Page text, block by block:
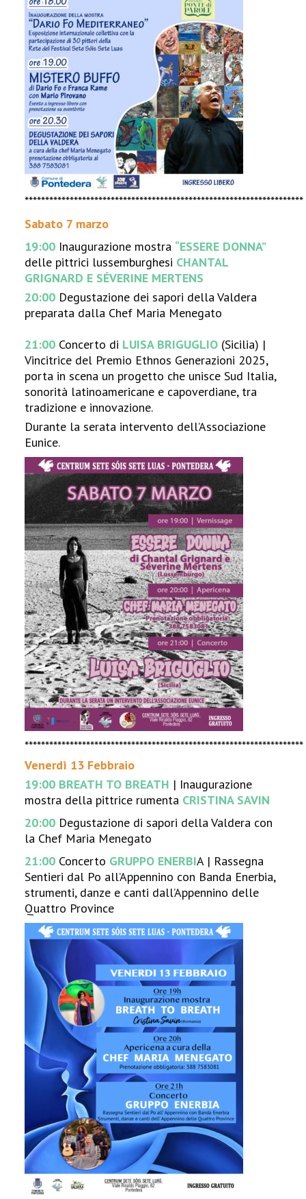
********************************************************************
Sabato 7 marzo
19:00 Inaugurazione mostra “ESSERE DONNA”
delle pittrici lussemburghesi CHANTAL
GRIGNARD E SÉVERINE MERTENS
20:00 Degustazione dei sapori della Valdera
preparata dalla Chef Maria Menegato
21:00 Concerto di LUISA BRIGUGLIO (Sicilia) |
Vincitrice del Premio Ethnos Generazioni 2025,
porta in scena un progetto che unisce Sud Italia,
sonorità latinoamericane e capoverdiane, tra
tradizione e innovazione.
Durante la serata intervento dell’Associazione
Eunice.
********************************************************************
Venerdì 13 Febbraio
19:00 BREATH TO BREATH | Inaugurazione
mostra della pittrice rumenta CRISTINA SAVIN
20:00 Degustazione di sapori della Valdera con
la Chef Maria Menegato
21:00 Concerto GRUPPO ENERBIA | Rassegna
Sentieri dal Po all’Appennino con Banda Enerbia,
strumenti, danze e canti dall’Appennino delle
Quattro Province